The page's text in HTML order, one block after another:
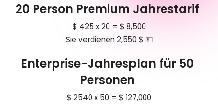
20 Person Premium Jahrestarif
$ 425 x 20 = $ 8,500
Sie verdienen 2,550 $ 💵
Enterprise-Jahresplan für 50
Personen
$ 2540 x 50 = $ 127,000